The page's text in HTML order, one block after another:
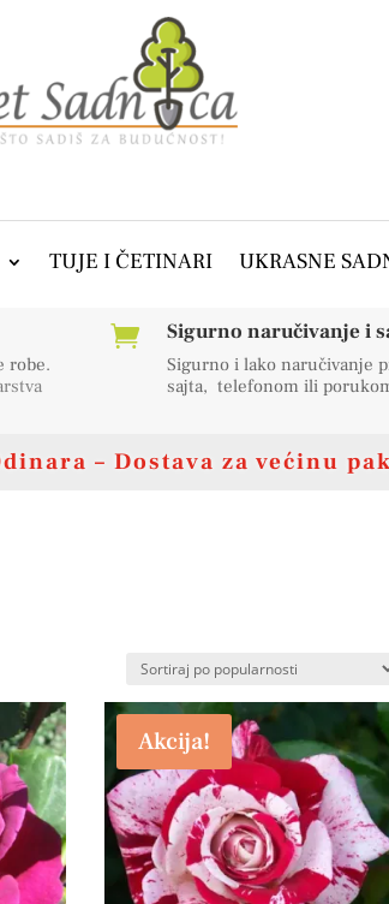
TUJE I ČETINARI UKRASNE
robe.
 Sigurno naručivanje i
Sigurno i lako naručivanje
sajta, telefonom ili
– Dostava za većinu
Akcija!